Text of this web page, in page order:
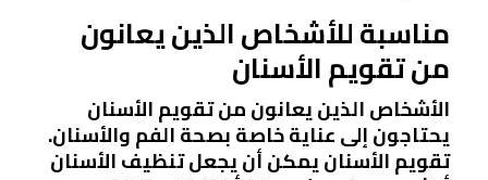
مناسبة للأشخاص الذين يعانون
من تقويم الأسنان
الأشخاص الذين يعانون من تقويم الأسنان
يحتاجون إلى عناية خاصة بصحة الفم والأسنان.
تقويم الأسنان يمكن أن يجعل تنظيف الأسنان